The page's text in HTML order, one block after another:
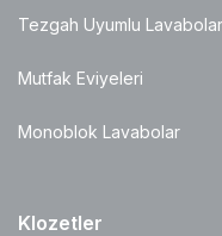
Tezgah Uyumlu Lavabolar
Mutfak Eviyeleri
Monoblok Lavabolar
Klozetler